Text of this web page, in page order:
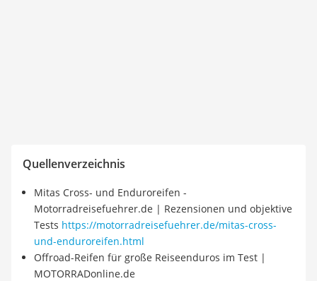
Quellenverzeichnis
Mitas Cross- und Enduroreifen -
Motorradreisefuehrer.de | Rezensionen und objektive
Tests https://motorradreisefuehrer.de/mitas-cross-
und-enduroreifen.html
Offroad-Reifen für große Reiseenduros im Test |
MOTORRADonline.de